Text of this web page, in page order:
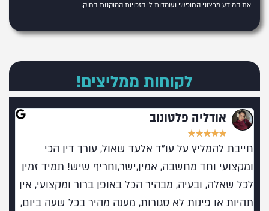
את המידע מרצוני החופשי ועומדות לי הזכויות המוקנות בחוק.
לקוחות ממליצים!
אודליה פלטונוב
★
★
★
★
★
חייבת להמליץ על עו"ד אלעד שאול, עורך דין הכי
ומקצועי וחד מחשבה, אמין,ישר,וחריף שיש! תמיד זמין
לכל שאלה, ובעיה, מבהיר הכל באופן ברור ומקצועי, אין
תהיות או פינות לא סגורות, מענה מהיר בכל שעה ביום,